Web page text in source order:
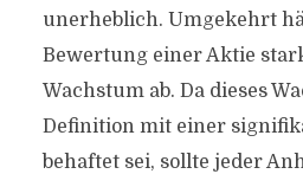
unerheblich. Umgekehrt
Bewertung einer Aktie
Wachstum ab. Da dieses
Definition mit einer
behaftet sei, sollte jeder